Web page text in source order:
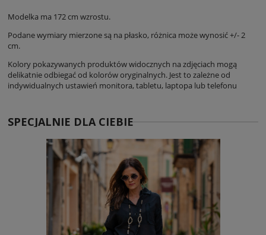
Modelka ma 172 cm wzrostu.
Podane wymiary mierzone są na płasko, różnica może wynosić +/- 2
cm.
Kolory pokazywanych produktów widocznych na zdjęciach mogą
delikatnie odbiegać od kolorów oryginalnych. Jest to zależne od
indywidualnych ustawień monitora, tabletu, laptopa lub telefonu